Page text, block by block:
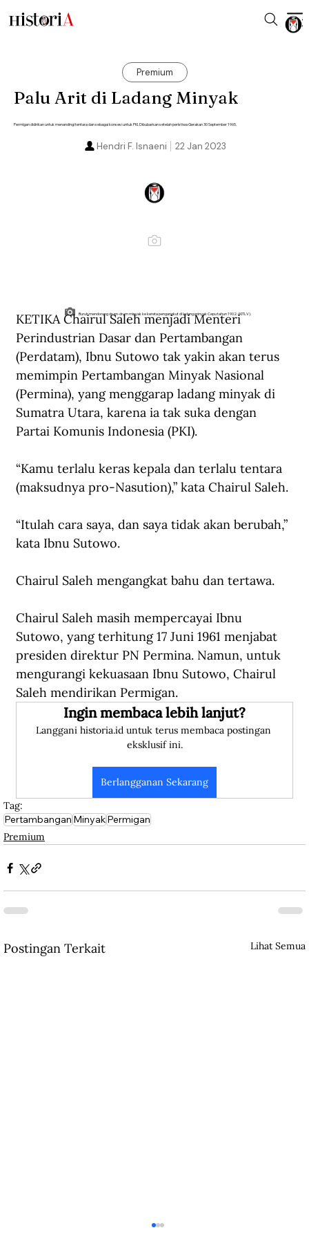
Premium
Palu Arit di Ladang Minyak
Permigan didirikan untuk menandingi tentara dan sebagai konsesi untuk PKI. Dibubarkan setelah peristiwa Gerakan 30 September 1965.
22 Jan 2023
Hendri F. Isnaeni
Buruh mendorong drum-drum minyak ke kereta pengangkut di ladang minyak Cepu tahun 1902. (KITLV).
KETIKA Chairul Saleh menjadi Menteri
Perindustrian Dasar dan Pertambangan
(Perdatam), Ibnu Sutowo tak yakin akan terus
memimpin Pertambangan Minyak Nasional
(Permina), yang menggarap ladang minyak di
Sumatra Utara, karena ia tak suka dengan
Partai Komunis Indonesia (PKI).
“Kamu terlalu keras kepala dan terlalu tentara
(maksudnya pro-Nasution),” kata Chairul Saleh.
“Itulah cara saya, dan saya tidak akan berubah,”
kata Ibnu Sutowo.
Chairul Saleh mengangkat bahu dan tertawa.
Chairul Saleh masih mempercayai Ibnu
Sutowo, yang terhitung 17 Juni 1961 menjabat
presiden direktur PN Permina. Namun, untuk
mengurangi kekuasaan Ibnu Sutowo, Chairul
Saleh mendirikan Permigan.
Ingin membaca lebih lanjut?
Langgani historia.id untuk terus membaca postingan
eksklusif ini.
Berlangganan Sekarang
Tag:
PertambanganMinyakPermigan
Premium
Postingan Terkait Lihat Semua